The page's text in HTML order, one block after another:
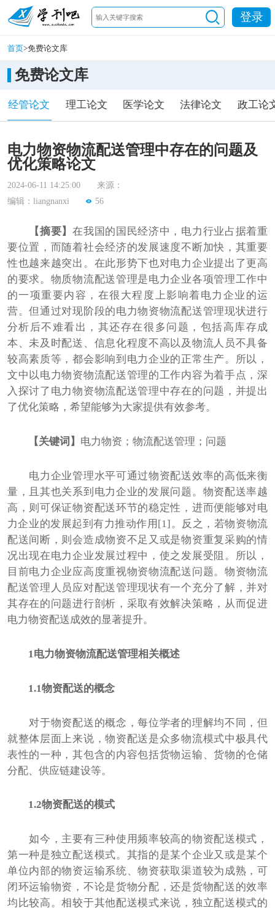
登录
首页>免费论文库
免费论文库
经管论文 理工论文 医学论文 法律论文 政工论
电力物资物流配送管理中存在的问题及
优化策略论文
2024-06-11 14:25:00
来源：
编辑：liangnanxi
56
【摘要】在我国的国民经济中，电力行业占据着重
要位置，而随着社会经济的发展速度不断加快，其重要
性也越来越突出。在此形势下也对电力企业提出了更高
的要求。物质物流配送管理是电力企业各项管理工作中
的一项重要内容，在很大程度上影响着电力企业的运
营。但通过对现阶段的电力物资物流配送管理现状进行
分析后不难看出，其还存在很多问题，包括高库存成
本、未及时配送、信息化程度不高以及物流人员不具备
较高素质等，都会影响到电力企业的正常生产。所以，
文中以电力物资物流配送管理的工作内容为着手点，深
入探讨了电力物资物流配送管理中存在的问题，并提出
了优化策略，希望能够为大家提供有效参考。
【关键词】 电力物资；物流配送管理；问题
电力企业管理水平可通过物资配送效率的高低来衡
量，且其也关系到电力企业的发展问题。物资配送率越
高，则可保证物资配送环节的稳定性，进而便能够对电
力企业的发展起到有力推动作用[1]。反之，若物资物流
配送间断，则会造成物资不足又或是物资重复采购的情
况出现在电力企业发展过程中，使之发展受阻。所以，
目前电力企业应高度重视物资物流配送问题。物资物流
配送管理人员应对配送管理现状有一个充分了解，并对
其存在的问题进行剖析，采取有效解决策略，从而促进
电力物资配送成效的显著提升。
1电力物资物流配送管理相关概述
1.1物资配送的概念
对于物资配送的概念，每位学者的理解均不同，但
就整体层面上来说，物资配送是众多物流模式中极具代
表性的一种，其包含的内容包括货物运输、货物的仓储
分配、供应链建设等。
1.2物资配送的模式
如今，主要有三种使用频率较高的物资配送模式，
第一种是独立配送模式。其指的是某个企业又或是某个
单位内部的物资运输系统、物资获取渠道较为成熟，可
闭环运输物资，不论是货物分配，还是货物配送的效率
均比较高。相较于其他配送模式来说，独立配送模式的